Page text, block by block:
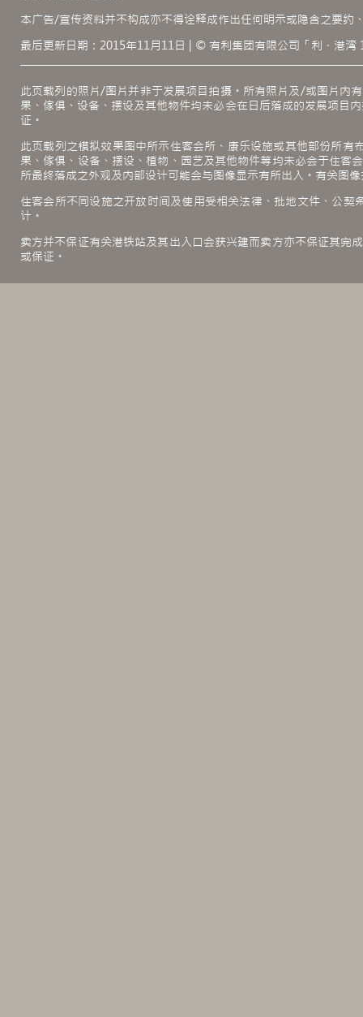
本广告/宣传资料并不构成亦不得诠释成作出任何明示或隐含之要约
最后更新日期：2015年11月11日 | © 有利集团有限公司「利．港湾
此页载列的照片/图片并非于发展项目拍摄。所有照片及/或图片内
果、傢俱、设备、摆设及其他物件均未必会在日后落成的发展项目
证。
此页载列之模拟效果图中所示住客会所、康乐设施或其他部份所
果、傢俱、设备、摆设、植物、园艺及其他物件等均未必会于住客
所最终落成之外观及内部设计可能会与图像显示有所出入。有关图
住客会所不同设施之开放时间及使用受相关法律、批地文件、公
计。
卖方并不保证有关港铁站及其出入口会获兴建而卖方亦不保证其完
或保证。